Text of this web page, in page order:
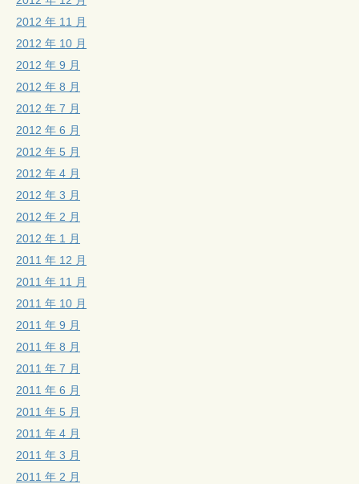
2012 年 11 月
2012 年 10 月
2012 年 9 月
2012 年 8 月
2012 年 7 月
2012 年 6 月
2012 年 5 月
2012 年 4 月
2012 年 3 月
2012 年 2 月
2012 年 1 月
2011 年 12 月
2011 年 11 月
2011 年 10 月
2011 年 9 月
2011 年 8 月
2011 年 7 月
2011 年 6 月
2011 年 5 月
2011 年 4 月
2011 年 3 月
2011 年 2 月